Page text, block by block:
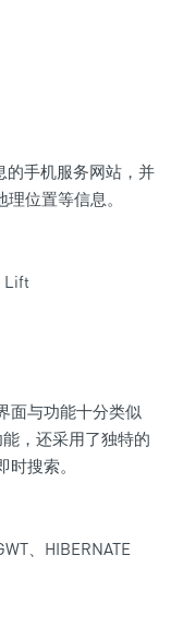
的手机服务网站，并
位置等信息。
Lift
面与功能十分类似
，还采用了独特的
搜索。
、HIBERNATE